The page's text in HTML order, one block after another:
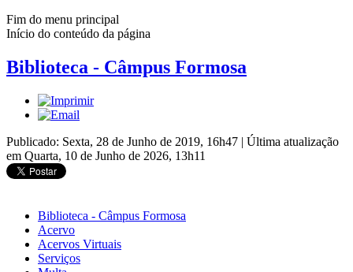
Fim do menu principal
Início do conteúdo da página
Biblioteca - Câmpus Formosa
Publicado: Sexta, 28 de Junho de 2019, 16h47 | Última atualização
em Quarta, 10 de Junho de 2026, 13h11
Biblioteca - Câmpus Formosa
Acervo
Acervos Virtuais
Serviços